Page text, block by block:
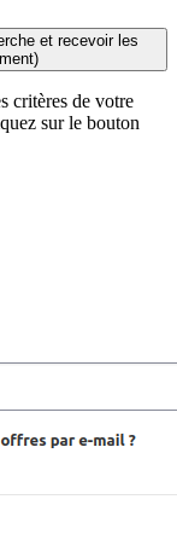
et recevoir les
critères de votre
sur le bouton